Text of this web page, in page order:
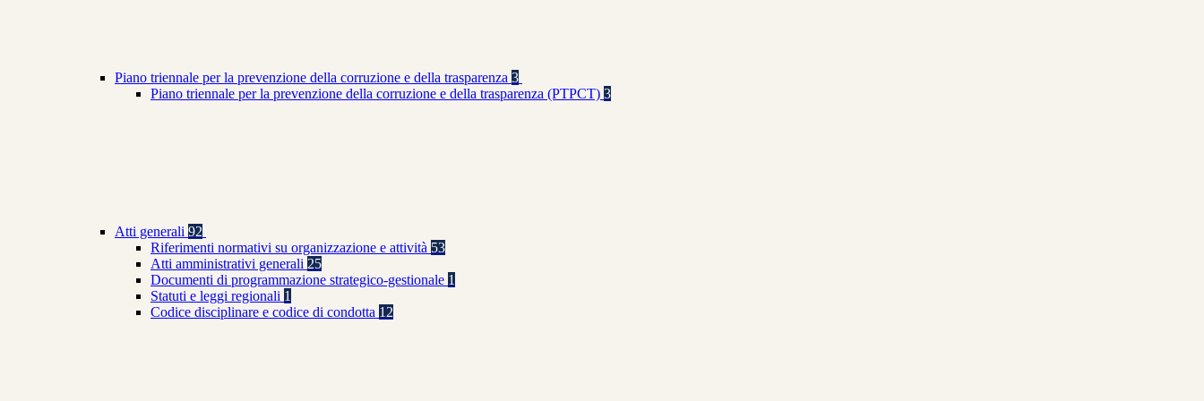
Piano triennale per la prevenzione della corruzione e della trasparenza 3
Piano triennale per la prevenzione della corruzione e della trasparenza (PTPCT) 3
Atti generali 92
Riferimenti normativi su organizzazione e attività 53
Atti amministrativi generali 25
Documenti di programmazione strategico-gestionale 1
Statuti e leggi regionali 1
Codice disciplinare e codice di condotta 12